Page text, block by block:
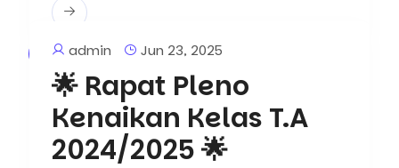
Artikel Berita
admin Jun 23, 2025
🌟 Rapat Pleno
Kenaikan Kelas T.A
2024/2025 🌟